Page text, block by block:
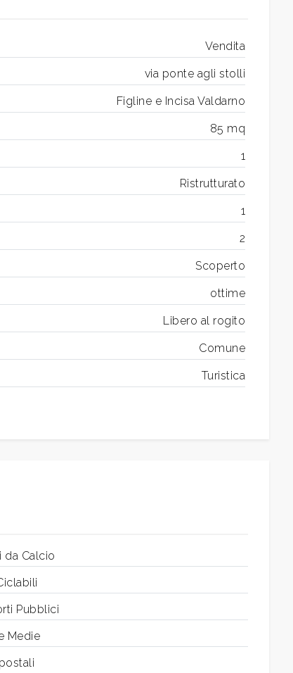
Vendita
via ponte agli stolli
Figline e Incisa Valdarno
85 mq
1
Ristrutturato
1
2
Scoperto
ottime
Libero al rogito
Comune
Turistica
da Calcio
Pubblici
Medie